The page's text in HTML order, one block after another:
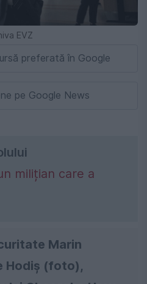
EVZ
preferată în Google
pe Google News
milițian care a
Marin
Hodiş (foto),